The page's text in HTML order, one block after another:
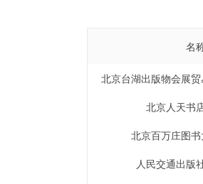
名
北京台湖出版物会展
北京人天书
北京百万庄图
人民交通出版